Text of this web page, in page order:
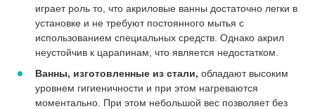
играет роль то, что акриловые ванны достаточно легки в
установке и не требуют постоянного мытья с
использованием специальных средств. Однако акрил
неустойчив к царапинам, что является недостатком.
Ванны, изготовленные из стали, обладают высоким
уровнем гигиеничности и при этом нагреваются
моментально. При этом небольшой вес позволяет без